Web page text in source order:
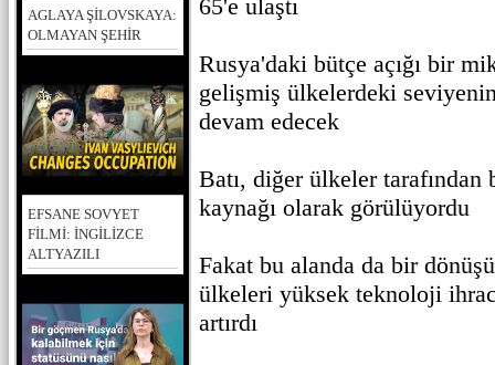
AGLAYA ŞİLOVSKAYA:
OLMAYAN ŞEHİR
EFSANE SOVYET
FİLMİ: İNGİLİZCE
ALTYAZILI
65'e ulaştı
Rusya'daki bütçe açığı bir
gelişmiş ülkelerdeki
devam edecek
Batı, diğer ülkeler
kaynağı olarak görülüyordu
Fakat bu alanda da bir
ülkeleri yüksek teknoloji
artırdı